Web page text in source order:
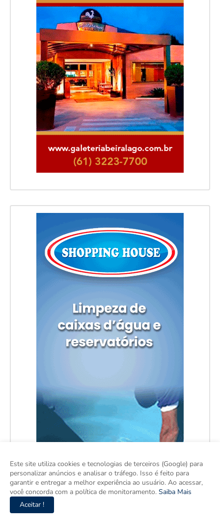
Este site utiliza cookies e tecnologias de terceiros (Google) para
personalizar anúncios e analisar o tráfego. Isso é feito para
garantir e entregar a melhor experiência ao usuário. Ao acessar,
você concorda com a política de monitoramento. Saiba Mais
Aceitar !